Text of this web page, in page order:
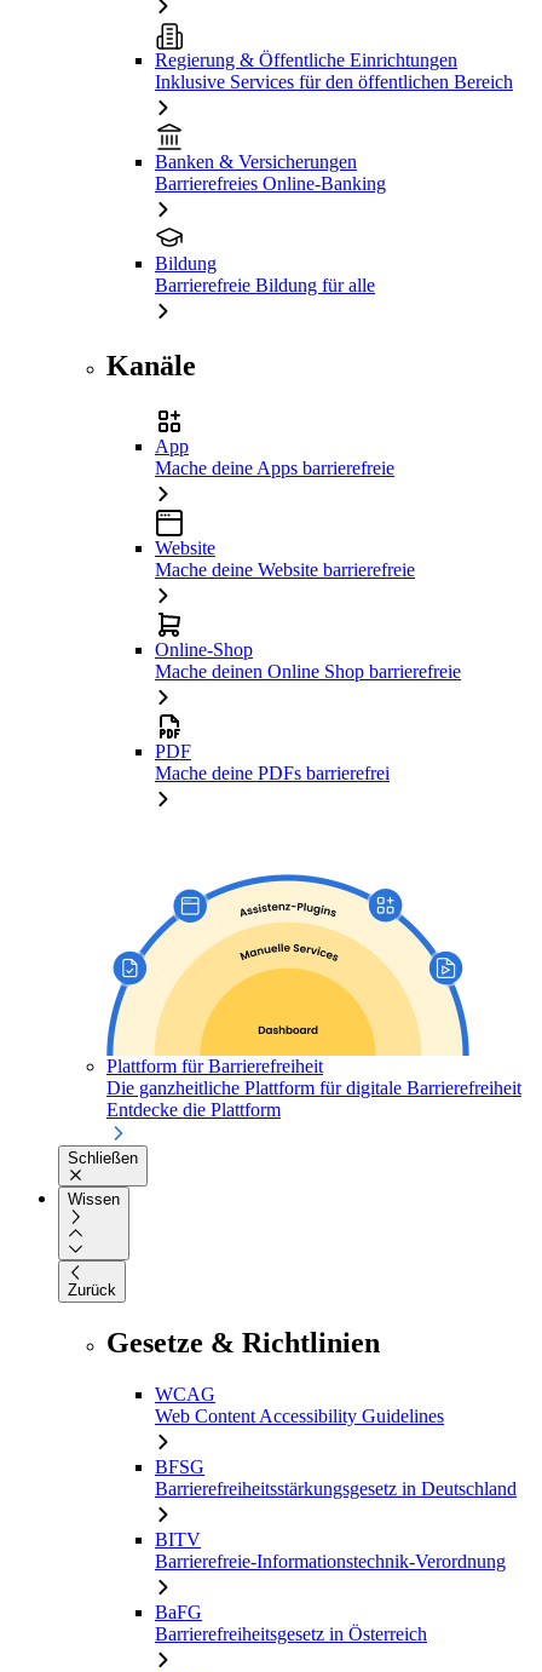
Regierung & Öffentliche Einrichtungen
Inklusive Services für den öffentlichen Bereich
Banken & Versicherungen
Barrierefreies Online-Banking
Bildung
Barrierefreie Bildung für alle
Kanäle
App
Mache deine Apps barrierefreie
Website
Mache deine Website barrierefreie
Online-Shop
Mache deinen Online Shop barrierefreie
PDF
Mache deine PDFs barrierefrei
Plattform für Barrierefreiheit
Die ganzheitliche Plattform für digitale Barrierefreiheit
Entdecke die Plattform
Schließen
Wissen
Zurück
Gesetze & Richtlinien
WCAG
Web Content Accessibility Guidelines
BFSG
Barrierefreiheitsstärkungsgesetz in Deutschland
BITV
Barrierefreie-Informationstechnik-Verordnung
BaFG
Barrierefreiheitsgesetz in Österreich